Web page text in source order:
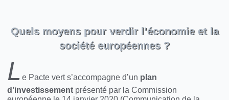
Quels moyens pour verdir l’économie et la
société européennes ?
Le Pacte vert s’accompagne d’un plan
d’investissement présenté par la Commission